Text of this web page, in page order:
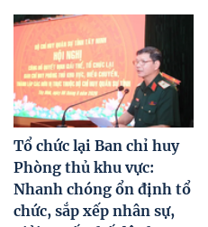
Tổ chức lại Ban chỉ huy
Phòng thủ khu vực:
Nhanh chóng ổn định tổ
chức, sắp xếp nhân sự,